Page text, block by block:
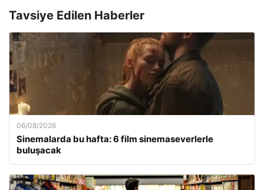
Tavsiye Edilen Haberler
06/08/2026
Sinemalarda bu hafta: 6 film sinemaseverlerle
buluşacak